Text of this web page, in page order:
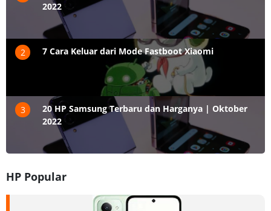
2022
2 7 Cara Keluar dari Mode Fastboot Xiaomi
3
20 HP Samsung Terbaru dan Harganya | Oktober
2022
HP Popular